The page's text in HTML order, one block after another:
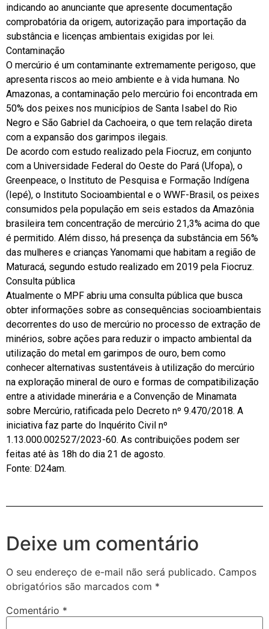
indicando ao anunciante que apresente documentação
comprobatória da origem, autorização para importação da
substância e licenças ambientais exigidas por lei.
Contaminação
O mercúrio é um contaminante extremamente perigoso, que
apresenta riscos ao meio ambiente e à vida humana. No
Amazonas, a contaminação pelo mercúrio foi encontrada em
50% dos peixes nos municípios de Santa Isabel do Rio
Negro e São Gabriel da Cachoeira, o que tem relação direta
com a expansão dos garimpos ilegais.
De acordo com estudo realizado pela Fiocruz, em conjunto
com a Universidade Federal do Oeste do Pará (Ufopa), o
Greenpeace, o Instituto de Pesquisa e Formação Indígena
(Iepé), o Instituto Socioambiental e o WWF-Brasil, os peixes
consumidos pela população em seis estados da Amazônia
brasileira tem concentração de mercúrio 21,3% acima do que
é permitido. Além disso, há presença da substância em 56%
das mulheres e crianças Yanomami que habitam a região de
Maturacá, segundo estudo realizado em 2019 pela Fiocruz.
Consulta pública
Atualmente o MPF abriu uma consulta pública que busca
obter informações sobre as consequências socioambientais
decorrentes do uso de mercúrio no processo de extração de
minérios, sobre ações para reduzir o impacto ambiental da
utilização do metal em garimpos de ouro, bem como
conhecer alternativas sustentáveis à utilização do mercúrio
na exploração mineral de ouro e formas de compatibilização
entre a atividade minerária e a Convenção de Minamata
sobre Mercúrio, ratificada pelo Decreto nº 9.470/2018. A
iniciativa faz parte do Inquérito Civil nº
1.13.000.002527/2023-60. As contribuições podem ser
feitas até às 18h do dia 21 de agosto.
Fonte: D24am.
Deixe um comentário
O seu endereço de e-mail não será publicado. Campos
obrigatórios são marcados com *
Comentário *